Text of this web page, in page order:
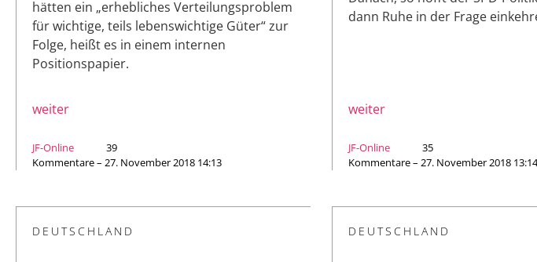
hätten ein „erhebliches Verteilungsproblem
für wichtige, teils lebenswichtige Güter“ zur
Folge, heißt es in einem internen
Positionspapier.
weiter
JF-Online
39
Kommentare – 27. November 2018 14:13
dann Ruhe in der Frage
weiter
JF-Online
35
Kommentare – 27. November 2018
DEUTSCHLAND DEUTSCHLAND